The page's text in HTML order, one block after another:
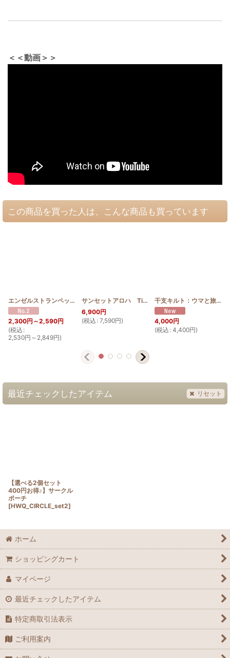
＜＜動画＞＞
この商品を買った人は、こんな商品も買っています
エンゼルストランペットのラウンドポーチ [HQP_M_ANG]
2,300円 ～2,590円
(税込 :
2,530円 ～2,849円)
サンセットアロハ TinFabric 夕焼け [
6,900円
(税込 : 7,590円)
干支キルト：ウマと旅人の木(種) ステンドグラスキルトタペストリー30_40
4,000円
(税込 : 4,400円)
最近チェックしたアイテム リセット
【選べる2個セット
400円お得♪】サークル
ポーチ
[HWQ_CIRCLE_set2]
ホーム
ショッピングカート
マイページ
最近チェックしたアイテム
特定商取引法表示
ご利用案内